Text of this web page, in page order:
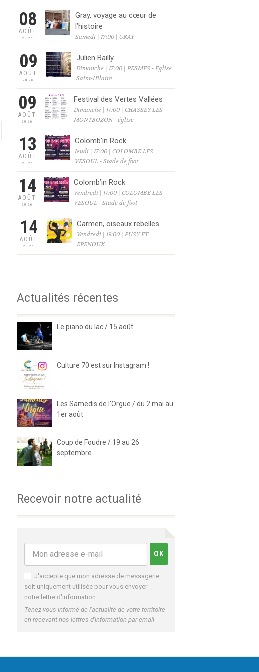
08
AOÛT
2026
Gray, voyage au cœur de
l’histoire
Samedi | 17:00 | GRAY
09
AOÛT
2026
Julien Bailly
Dimanche | 17:00 | PESMES - Eglise
Saint-Hilaire
09
AOÛT
2026
Festival des Vertes Vallées
Dimanche | 17:00 | CHASSEY LES
MONTBOZON - église
13
AOÛT
2026
Colomb’in Rock
Jeudi | 17:00 | COLOMBE LES
VESOUL - Stade de foot
14
AOÛT
2026
Colomb’in Rock
Vendredi | 17:00 | COLOMBE LES
VESOUL - Stade de foot
14
AOÛT
2026
Carmen, oiseaux rebelles
Vendredi | 19:00 | PUSY ET
EPENOUX
Actualités récentes
Le piano du lac / 15 août
Culture 70 est sur Instagram !
Les Samedis de l’Orgue / du 2 mai au
1er août
Coup de Foudre / 19 au 26
septembre
Recevoir notre actualité
J'accepte que mon adresse de messagerie
soit uniquement utilisée pour vous envoyer
notre lettre d'information
Tenez-vous informé de l'actualité de votre territoire
en recevant nos lettres d'information par email